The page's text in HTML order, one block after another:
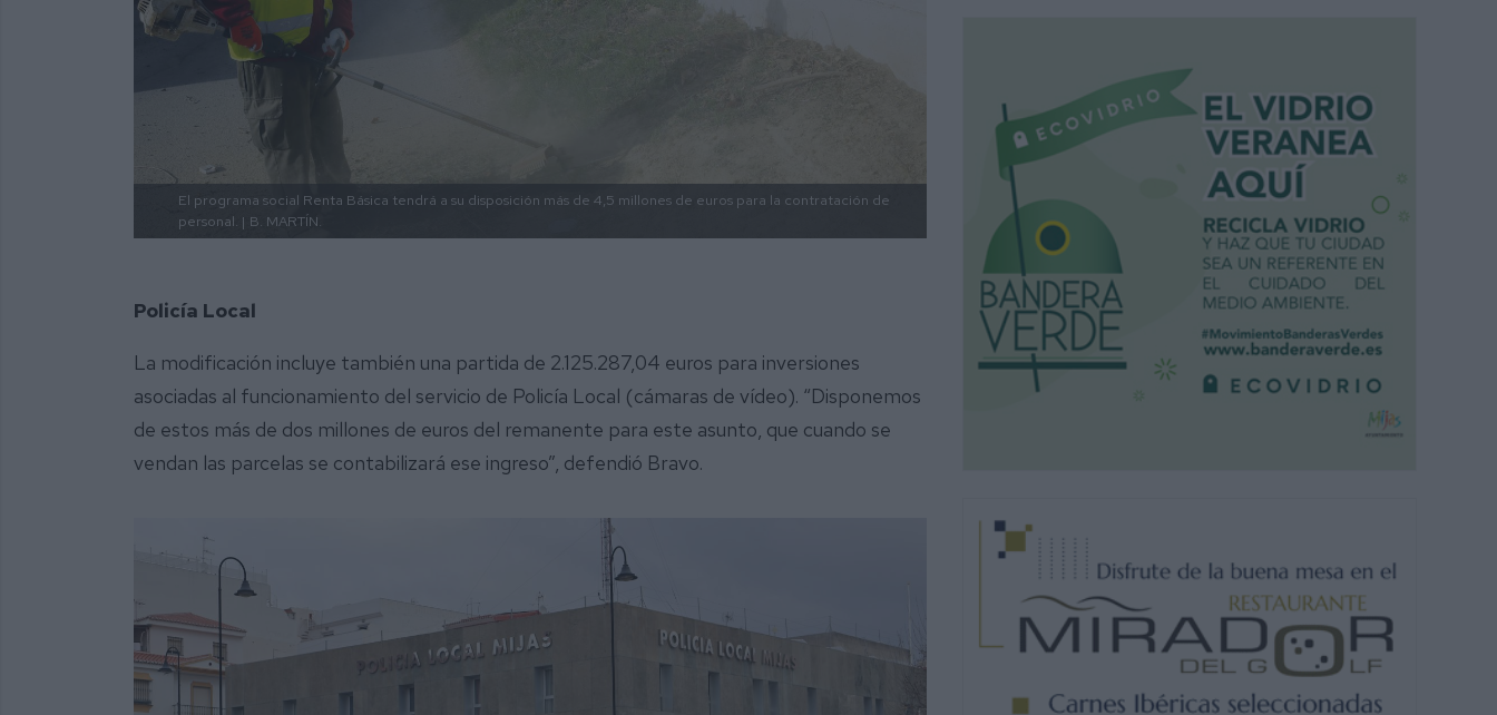
El programa social Renta Básica tendrá a su disposición más de 4,5 millones de euros para la contratación de
personal. | B. MARTÍN.
Policía Local
La modificación incluye también una partida de 2.125.287,04 euros para inversiones
asociadas al funcionamiento del servicio de Policía Local (cámaras de vídeo). “Disponemos
de estos más de dos millones de euros del remanente para este asunto, que cuando se
vendan las parcelas se contabilizará ese ingreso”, defendió Bravo.